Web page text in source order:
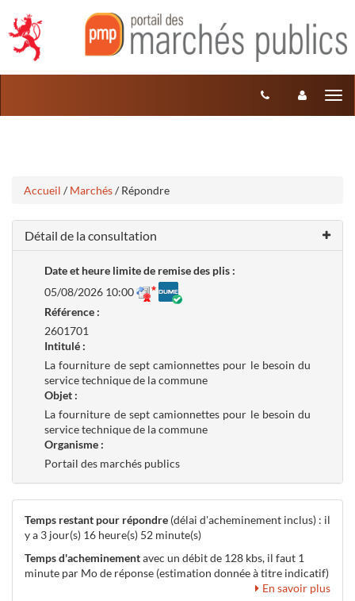
contenu
Accueil / Marchés/ Répondre
Détail de la consultation
Date et heure limite de remise des plis :
05/08/2026 10:00
Référence :
2601701
Intitulé :
La fourniture de sept camionnettes pour le besoin du
service technique de la commune
Objet :
La fourniture de sept camionnettes pour le besoin du
service technique de la commune
Organisme :
Portail des marchés publics
Temps restant pour répondre (délai d'acheminement inclus) : il
y a 3 jour(s) 16 heure(s) 52 minute(s)
Temps d'acheminementavec un débit de 128 kbs, il faut 1
minute par Mo de réponse (estimation donnée à titre indicatif)
En savoir plus